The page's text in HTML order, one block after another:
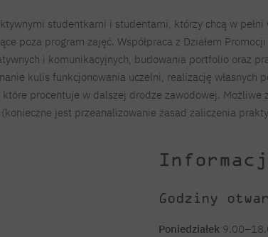
studentkami i studentami, którzy chcą w
poza program zajęć. Współpraca z Działem
i komunikacyjnych, budowania portfolio oraz
kulis funkcjonowania uczelni, realizację własnych
procentuje w dalszej drodze zawodowej.
jest przeanalizowanie zasad zaliczenia
Godziny
Poniedziałek